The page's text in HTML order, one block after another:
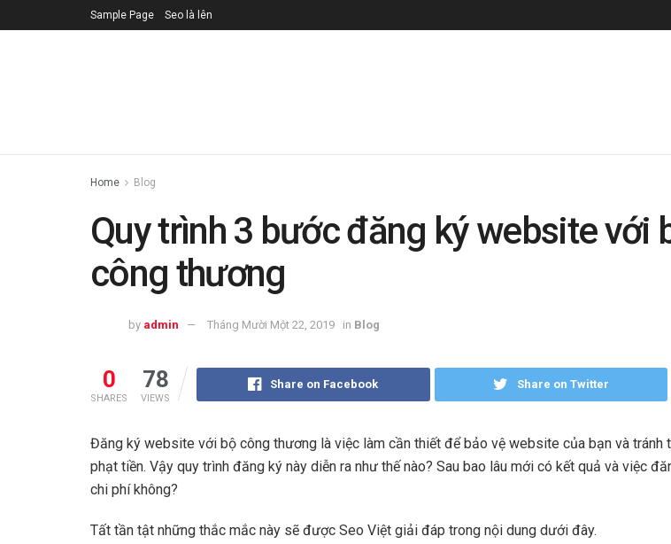
Sample Page Seo là lên
Home Blog
Quy trình 3 bước đăng ký website với
công thương
by admin Tháng Mười Một 22, 2019 in Blog
0
SHARES
78
VIEWS
Share on Facebook Share on Twitter
Đăng ký website với bộ công thương là việc làm cần thiết để bảo vệ website của bạn và tránh
phạt tiền. Vậy quy trình đăng ký này diễn ra như thế nào? Sau bao lâu mới có kết quả và việc
chi phí không?
Tất tần tật những thắc mắc này sẽ được Seo Việt giải đáp trong nội dung dưới đây.